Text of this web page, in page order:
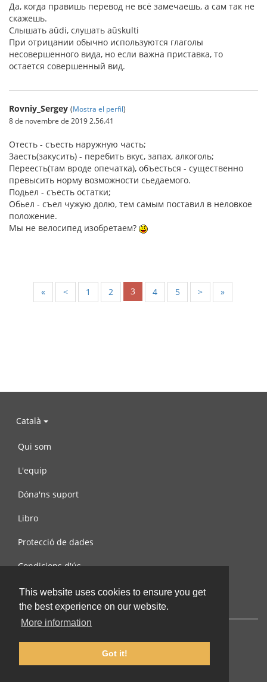
This website uses cookies to ensure you get
the best experience on our website.
More information
Got it!
Да, когда правишь перевод не всё замечаешь, а сам так не
скажешь.
Слышать aŭdi, слушать aŭskulti
При отрицании обычно используются глаголы
несовершенного вида, но если важна приставка, то
остается совершенный вид.
Rovniy_Sergey (Mostra el perfil)
8 de novembre de 2019 2.56.41
Отесть - съесть наружную часть;
Заесть(закусить) - перебить вкус, запах, алкоголь;
Переесть(там вроде опечатка), объесться - существенно
превысить норму возможности сьедаемого.
Подьел - съесть остатки;
Обьел - съел чужую долю, тем самым поставил в неловкое
положение.
Мы не велосипед изобретаем?
« < 1 2 3 4 5 > »
Català
Qui som
L'equip
Dóna'ns suport
Libro
Protecció de dades
Condicions d'ús
Contacta amb nosaltres
© 2002-2026 lernu.net |Impressum